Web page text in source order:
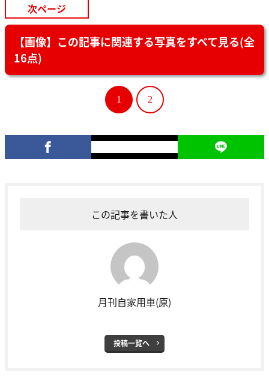
次ページ
【画像】この記事に関連する写真をすべて見る(全
16点)
1 2
この記事を書いた人
月刊自家用車(原)
投稿一覧へ